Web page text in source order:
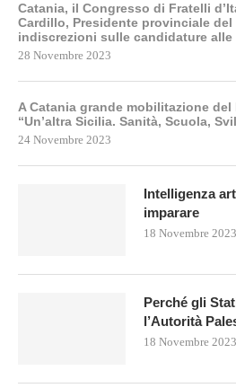
Catania, il Congresso di Fratelli
Cardillo, Presidente provinciale del
indiscrezioni sulle candidature alle
28 Novembre 2023
A Catania grande mobilitazione
“Un’altra Sicilia. Sanità, Scuola,
24 Novembre 2023
Intelligenza
imparare
18 Novembre 2023
Perché gli
l’Autorità
18 Novembre 2023